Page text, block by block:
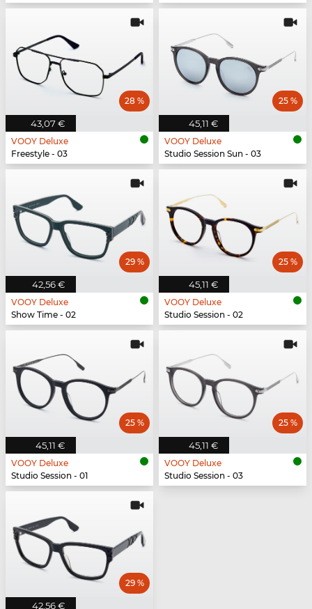
43,07 €
28 %
VOOY Deluxe
Freestyle - 03
45,11 €
25 %
VOOY Deluxe
Studio Session Sun - 03
42,56 €
29 %
VOOY Deluxe
Show Time - 02
45,11 €
25 %
VOOY Deluxe
Studio Session - 02
45,11 €
25 %
VOOY Deluxe
Studio Session - 01
45,11 €
25 %
VOOY Deluxe
Studio Session - 03
42,56 €
29 %